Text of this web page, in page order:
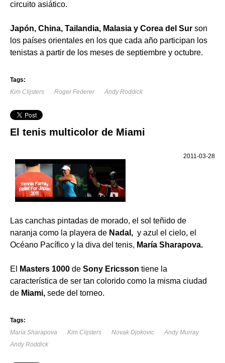
circuito asiático.
Japón, China, Tailandia, Malasia y Corea del Sur son
los países orientales en los que cada año participan los
tenistas a partir de los meses de septiembre y octubre.
Tags:
Kim Clijsters
Roger Federer Andy Roddick
El tenis multicolor de Miami
2011-03-28
Las canchas pintadas de morado, el sol teñido de
naranja como la playera de Nadal, y azul el cielo, el
Océano Pacífico y la diva del tenis, María Sharapova.
El Masters 1000 de Sony Ericsson tiene la
característica de ser tan colorido como la misma ciudad
de Miami, sede del torneo.
Tags:
María Sharapova
Kim Clijsters Novak Djokovic
Andy Murray
Andy Roddick